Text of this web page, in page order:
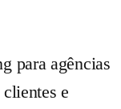
para agências
e